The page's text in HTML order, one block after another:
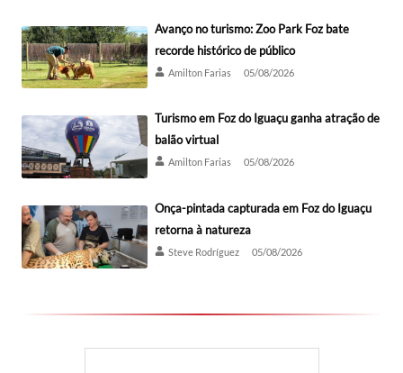
Avanço no turismo: Zoo Park Foz bate
recorde histórico de público
Amilton Farias 05/08/2026
Turismo em Foz do Iguaçu ganha atração de
balão virtual
Amilton Farias 05/08/2026
Onça-pintada capturada em Foz do Iguaçu
retorna à natureza
Steve Rodríguez 05/08/2026